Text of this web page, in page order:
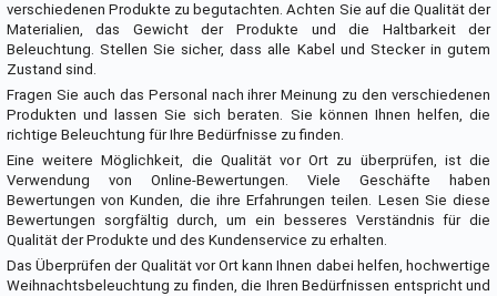
verschiedenen Produkte zu begutachten. Achten Sie auf die Qualität der
Materialien, das Gewicht der Produkte und die Haltbarkeit der
Beleuchtung. Stellen Sie sicher, dass alle Kabel und Stecker in gutem
Zustand sind.
Fragen Sie auch das Personal nach ihrer Meinung zu den verschiedenen
Produkten und lassen Sie sich beraten. Sie können Ihnen helfen, die
richtige Beleuchtung für Ihre Bedürfnisse zu finden.
Eine weitere Möglichkeit, die Qualität vor Ort zu überprüfen, ist die
Verwendung von Online-Bewertungen. Viele Geschäfte haben
Bewertungen von Kunden, die ihre Erfahrungen teilen. Lesen Sie diese
Bewertungen sorgfältig durch, um ein besseres Verständnis für die
Qualität der Produkte und des Kundenservice zu erhalten.
Das Überprüfen der Qualität vor Ort kann Ihnen dabei helfen, hochwertige
Weihnachtsbeleuchtung zu finden, die Ihren Bedürfnissen entspricht und